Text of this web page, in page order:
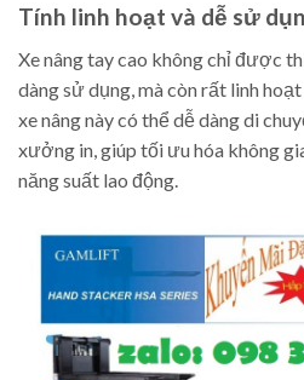
Tính linh hoạt và dễ sử
Xe nâng tay cao không chỉ được
dàng sử dụng, mà còn rất linh
xe nâng này có thể dễ dàng di
xưởng in, giúp tối ưu hóa không
năng suất lao động.